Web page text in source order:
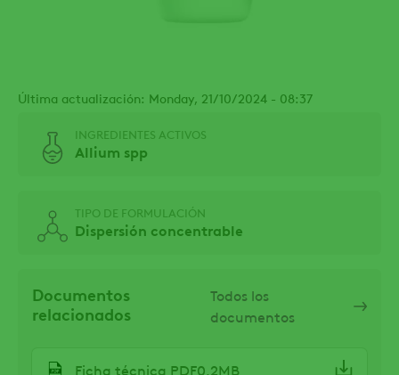
Última actualización: Monday, 21/10/2024 - 08:37
INGREDIENTES ACTIVOS
Allium spp
TIPO DE FORMULACIÓN
Dispersión concentrable
Documentos
relacionados
Todos los
documentos
Ficha técnica PDF0.2MB